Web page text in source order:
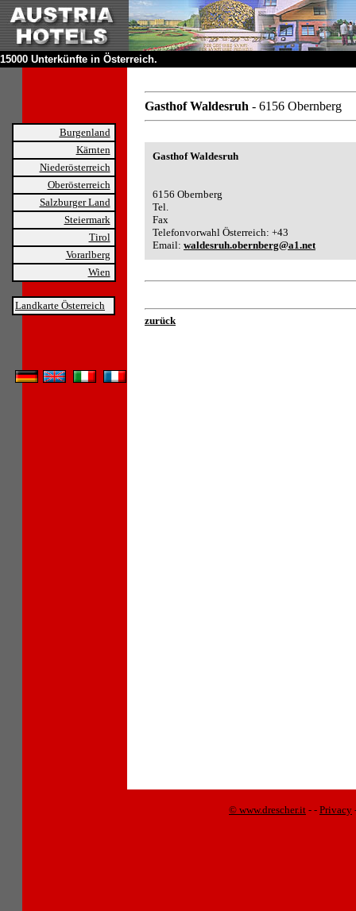
15000 Unterkünfte in Österreich.
Burgenland
Kärnten
Niederösterreich
Oberösterreich
Salzburger Land
Steiermark
Tirol
Vorarlberg
Wien
Landkarte Österreich
Gasthof Waldesruh - 6156 Obernberg
Gasthof Waldesruh
6156 Obernberg
Tel.
Fax
Telefonvorwahl Österreich: +43
Email: waldesruh.obernberg@a1.net
zurück
© www.drescher.it - - Privacy